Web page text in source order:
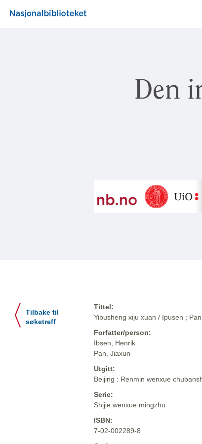
Den
Tilbake til
søketreff
Tittel:
Yibusheng xiju xuan / Ipusen ;
Forfatter/person:
Ibsen, Henrik
Pan, Jiaxun
Utgitt:
Beijing : Renmin wenxue
Serie:
Shijie wenxue mingzhu
ISBN:
7-02-002289-8